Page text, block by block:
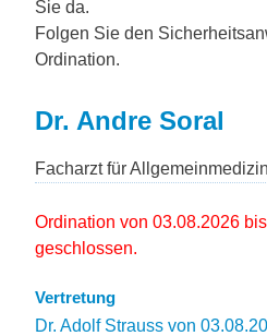
Sie da.
Folgen Sie den
Ordination.
Dr. Andre Soral
Facharzt für
Ordination von 03.08.2026
geschlossen.
Vertretung
Dr. Adolf Strauss von